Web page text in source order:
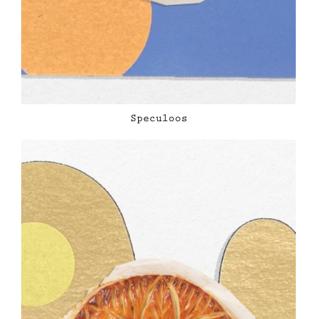
Speculoos